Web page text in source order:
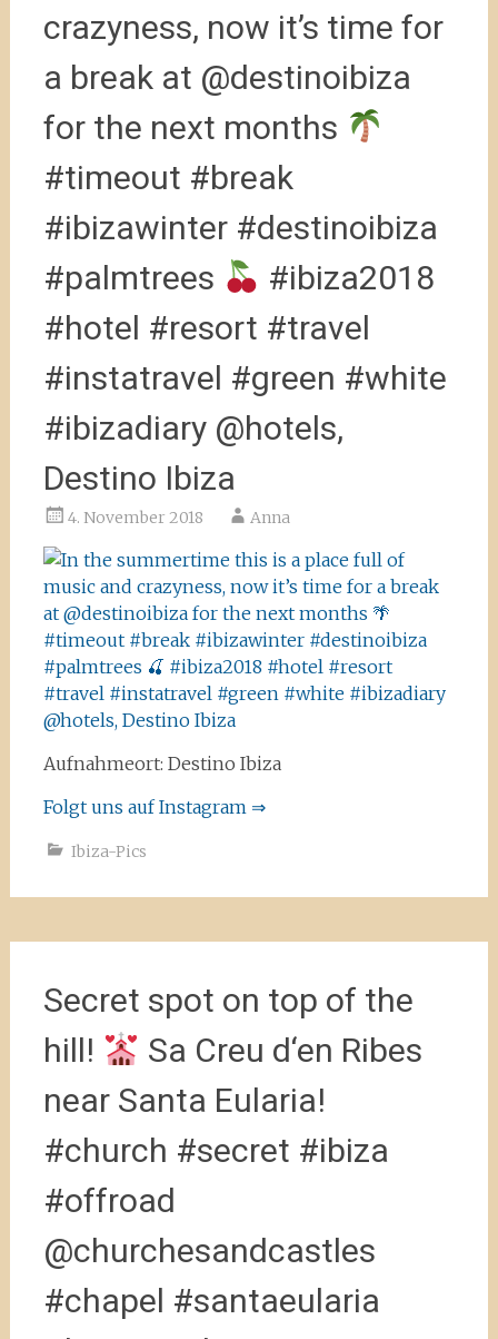
crazyness, now it’s time for
a break at @destinoibiza
for the next months
#timeout #break
#ibizawinter #destinoibiza
#palmtrees
#ibiza2018
#hotel #resort #travel
#instatravel #green #white
#ibizadiary @hotels,
Destino Ibiza
4. November 2018 Anna
Aufnahmeort: Destino Ibiza
Folgt uns auf Instagram ⇒
Ibiza-Pics
Secret spot on top of the
hill!
Sa Creu d‘en Ribes
near Santa Eularia!
#church #secret #ibiza
#offroad
@churchesandcastles
#chapel #santaeularia